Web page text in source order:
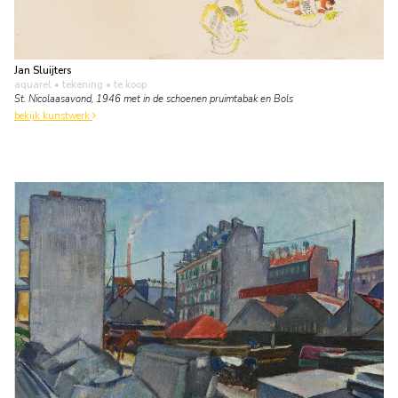
Jan Sluijters
aquarel • tekening • te koop
St. Nicolaasavond, 1946 met in de schoenen pruimtabak en Bols
bekijk kunstwerk